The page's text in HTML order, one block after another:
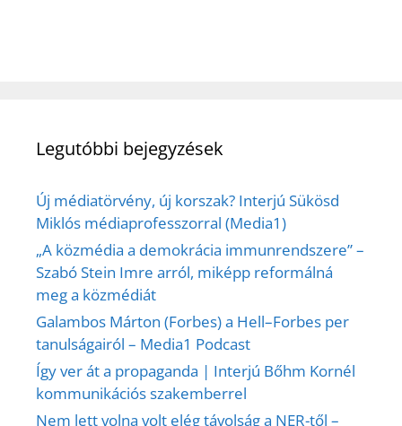
Legutóbbi bejegyzések
Új médiatörvény, új korszak? Interjú Sükösd
Miklós médiaprofesszorral (Media1)
„A közmédia a demokrácia immunrendszere” –
Szabó Stein Imre arról, miképp reformálná
meg a közmédiát
Galambos Márton (Forbes) a Hell–Forbes per
tanulságairól – Media1 Podcast
Így ver át a propaganda | Interjú Bőhm Kornél
kommunikációs szakemberrel
Nem lett volna volt elég távolság a NER-től –